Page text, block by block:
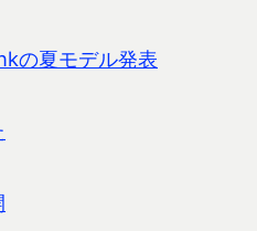
の夏モデル発表